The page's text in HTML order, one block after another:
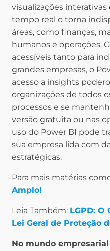
visualizações
tempo real o torna
áreas, como finanças,
humanos e operações.
acessíveis tanto para
grandes empresas, o
acesso a insights
organizações de todos
processos e se
versão gratuita ou nas
uso do Power BI pode
sua empresa lida com
estratégicas.
Para mais matérias
Amplo!
Leia Também: LGPD: O
Lei Geral de Proteção
No mundo